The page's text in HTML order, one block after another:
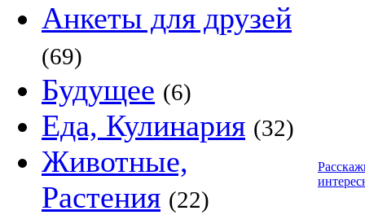
Анкеты для друзей
(69)
Будущее (6)
Еда, Кулинария (32)
Животные,
Растения (22)